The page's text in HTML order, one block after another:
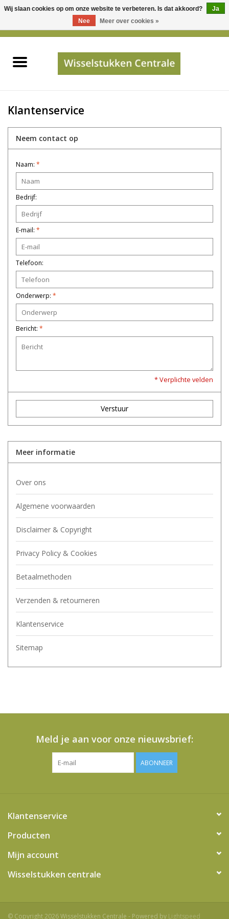
Gebruik
de
pijltjes
op
en
neer
resultaat
Enter
om
zoekresultaat
te
met
aanraaktoetsen
u
en
swipetekens
gebruiken.
PRIJSAANVRAAG
JUISTE GEGEVENS
SHOP
Apparaten
Merken
Klantenservice
Neem contact op
Naam: *
Bedrijf:
E-mail: *
Telefoon:
Onderwerp: *
Bericht: *
* Verplichte velden
Verstuur
Meer informatie
Over ons
Algemene voorwaarden
Disclaimer & Copyright
Privacy Policy & Cookies
Betaalmethoden
Verzenden & retourneren
Klantenservice
Sitemap
Meld je aan voor onze nieuwsbrief:
ABONNEER
Klantenservice
Producten
Mijn account
Wisselstukken centrale
© Copyright 2026 Wisselstukken Centrale - Powered by Lightspeed
Wij slaan cookies op om onze website te verbeteren. Is dat akkoord?
Ja
Nee
Meer over cookies »